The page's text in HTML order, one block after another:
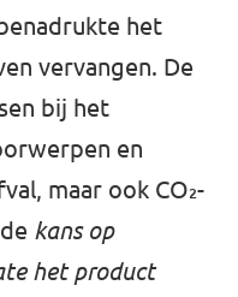
het
vervangen. De
bij het
en
maar ook CO₂-
kans op
het product